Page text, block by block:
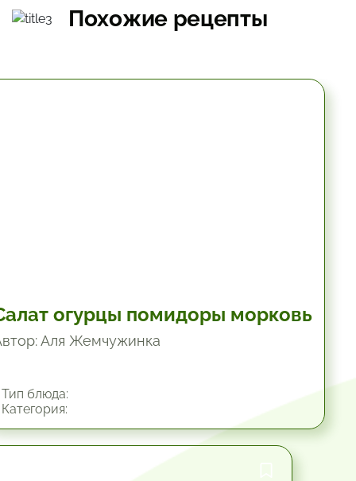
Похожие рецепты
огурцы помидоры морковь
Аля Жемчужинка
блюда: